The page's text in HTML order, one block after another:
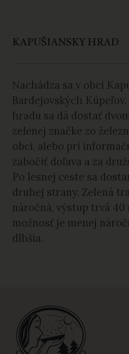
KAPUŠIANSKY HRAD
Nachádza sa v obci
Bardejovských
hradu sa dá dostať
zelenej značke zo
obci, alebo pri
zabočiť doľava a za
Po lesnej ceste sa
druhej strany. Zelená
náročná, výstup trvá 40
možnosť je menej
dlhšia.